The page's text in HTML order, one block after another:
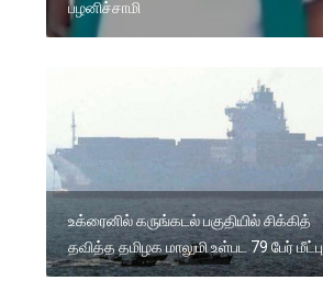
பழனிச்சாமி
உக்ரைனில் கருங்கடல் பகுதியில் சிக்கித்
தவித்த தமிழக மாலுமி உள்பட 79 பேர் மீட்பு